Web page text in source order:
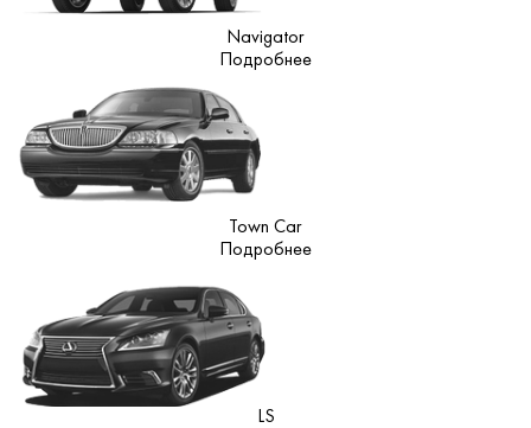
Navigator
Подробнее
Town Car
Подробнее
LS